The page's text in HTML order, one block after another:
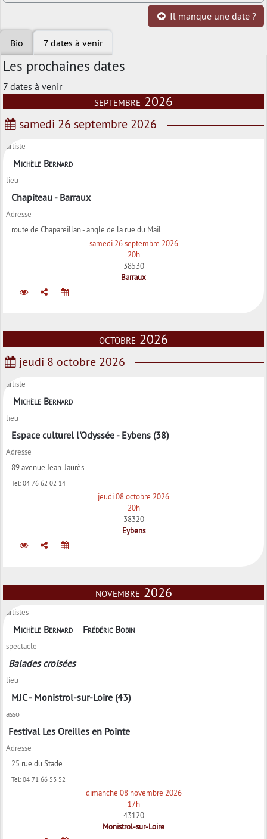
Il manque une date ?
Bio 7 dates à venir
Les prochaines dates
7 dates à venir
septembre 2026
samedi 26 septembre 2026
artiste
Michèle Bernard
lieu
Chapiteau - Barraux
Adresse
route de Chapareillan - angle de la rue du Mail
samedi 26 septembre 2026
20h
38530
Barraux
octobre 2026
jeudi 8 octobre 2026
artiste
Michèle Bernard
lieu
Espace culturel l'Odyssée - Eybens (38)
Adresse
89 avenue Jean-Jaurès
Tel: 04 76 62 02 14
jeudi 08 octobre 2026
20h
38320
Eybens
novembre 2026
artistes
Michèle Bernard Frédéric Bobin
spectacle
Balades croisées
lieu
MJC - Monistrol-sur-Loire (43)
asso
Festival Les Oreilles en Pointe
Adresse
25 rue du Stade
Tel: 04 71 66 53 52
dimanche 08 novembre 2026
17h
43120
Monistrol-sur-Loire